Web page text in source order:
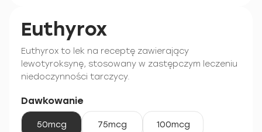
Euthyrox
Euthyrox to lek na receptę zawierający
lewotyroksynę, stosowany w zastępczym leczeniu
niedoczynności tarczycy.
Dawkowanie
50mcg 75mcg 100mcg